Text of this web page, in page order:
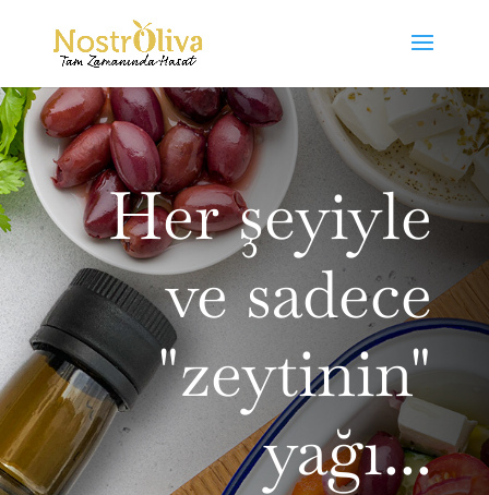
Her şeyiyle
ve sadece
"zeytinin"
yağı...